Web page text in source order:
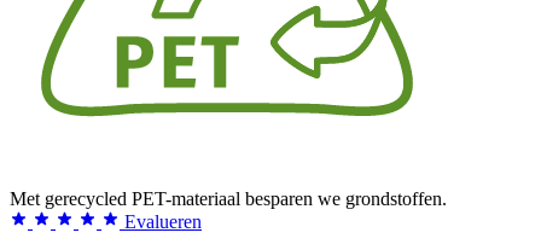
Met gerecycled PET-materiaal besparen we grondstoffen.
Evalueren